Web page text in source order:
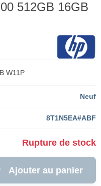
512GB 16GB
W11P
Neuf
8T1N5EA#ABF
Rupture de stock
Ajouter au panier